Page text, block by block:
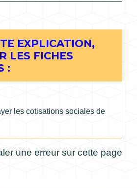
EXPLICATION,
LES FICHES
:
les cotisations sociales de
une erreur sur cette page